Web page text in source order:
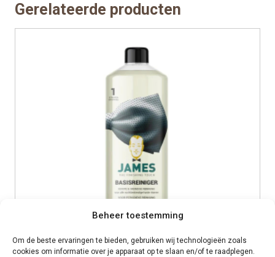
Beheer toestemming
Om de beste ervaringen te bieden, gebruiken wij technologieën zoals
cookies om informatie over je apparaat op te slaan en/of te raadplegen.
Gerelateerde producten